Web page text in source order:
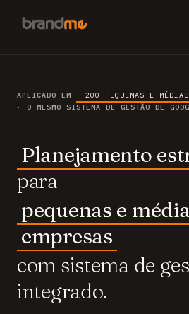
APLICADO EM
+200 PEQUENAS E
· O MESMO SISTEMA DE GESTÃO DE
Planejamento
para
pequenas e
empresas
com sistema de
integrado.